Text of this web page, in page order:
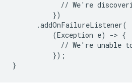
// We're
          })
      .addOnFailureListener(
          (Exception e) -> {
// We're unable
          });
}